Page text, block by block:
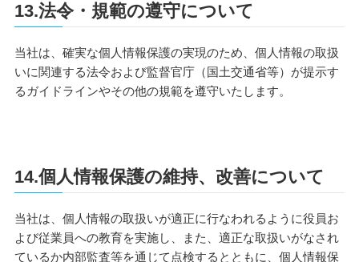
13.法令・規範の遵守について
当社は、確実な個人情報保護の実現のため、個人情報の取扱
いに関連する法令および監督官庁（国土交通省等）が提示す
るガイドラインやその他の規範を遵守いたします。
14.個人情報保護の維持、改善について
当社は、個人情報の取扱いが適正に行なわれるように役員お
よび従業員への教育を実施し、また、適正な取扱いがなされ
ているか内部監査等を通じて点検するとともに、個人情報保